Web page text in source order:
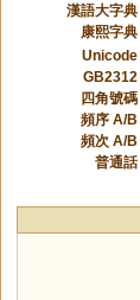
漢語大字典
康熙字典
Unicode
GB2312
四角號碼
頻序 A/B
頻次 A/B
普通話